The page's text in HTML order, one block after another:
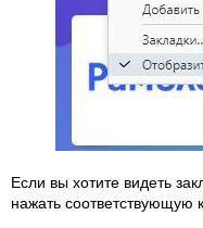
Если вы хотите видеть
нажать соответствующую